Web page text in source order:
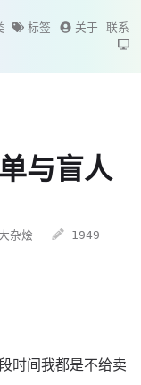
标签 关于 联系
与盲人
杂烩 1949
时间我都是不给卖